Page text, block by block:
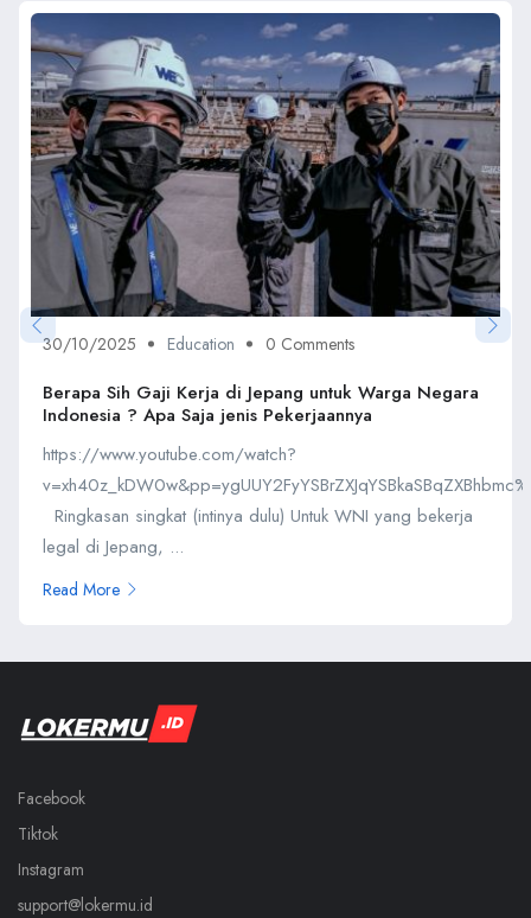
30/10/2025 Education 0 Comments
Berapa Sih Gaji Kerja di Jepang untuk Warga Negara
Indonesia ? Apa Saja jenis Pekerjaannya
https://www.youtube.com/watch?
Ringkasan singkat (intinya dulu) Untuk WNI yang bekerja
legal di Jepang, ...
Read More
Facebook
Tiktok
Instagram
support@lokermu.id